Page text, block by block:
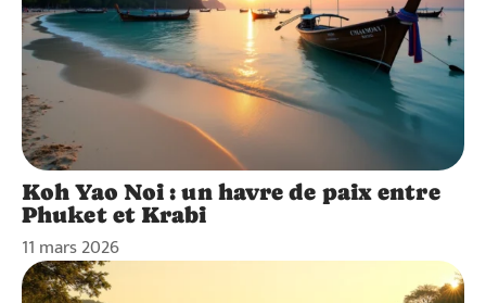
Koh Yao Noi : un havre de paix entre
Phuket et Krabi
11 mars 2026